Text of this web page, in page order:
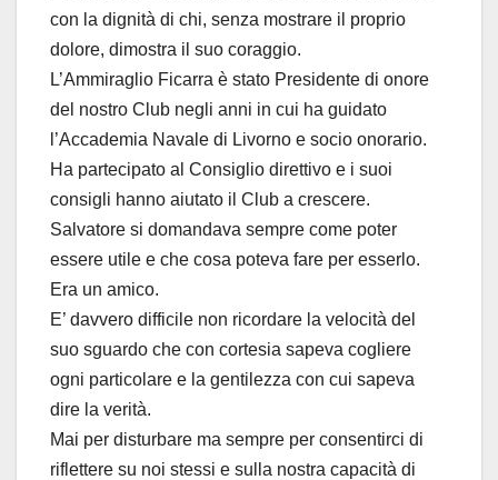
con la dignità di chi, senza mostrare il proprio
dolore, dimostra il suo coraggio.
L’Ammiraglio Ficarra è stato Presidente di onore
del nostro Club negli anni in cui ha guidato
l’Accademia Navale di Livorno e socio onorario.
Ha partecipato al Consiglio direttivo e i suoi
consigli hanno aiutato il Club a crescere.
Salvatore si domandava sempre come poter
essere utile e che cosa poteva fare per esserlo.
Era un amico.
E’ davvero difficile non ricordare la velocità del
suo sguardo che con cortesia sapeva cogliere
ogni particolare e la gentilezza con cui sapeva
dire la verità.
Mai per disturbare ma sempre per consentirci di
riflettere su noi stessi e sulla nostra capacità di